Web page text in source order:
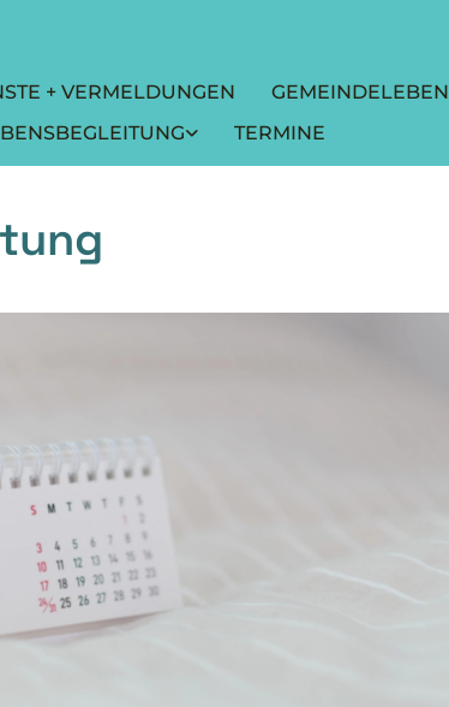
+ VERMELDUNGEN GEMEINDELEBEN
TERMINE